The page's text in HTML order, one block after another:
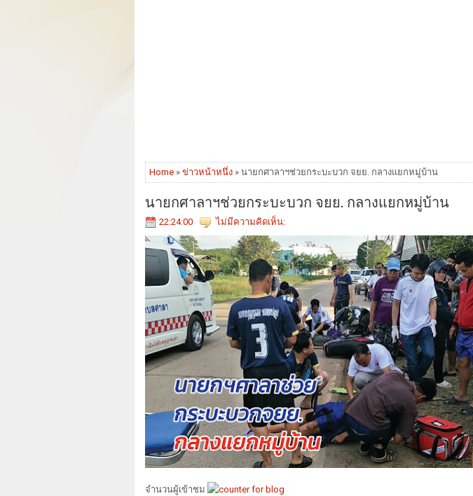
Home » ข่าวหน้าหนึ่ง » นายกศาลาฯช่วยกระบะบวก จยย. กลางแยกหมู่บ้าน
นายกศาลาฯช่วยกระบะบวก จยย. กลางแยกหมู่บ้าน
22:24:00 ไม่มีความคิดเห็น:
จำนวนผู้เข้าชม